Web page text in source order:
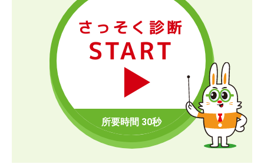
さっそく診断
START